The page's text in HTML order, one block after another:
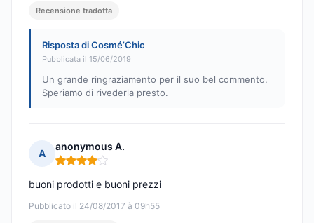
Recensione tradotta
Risposta di Cosmé’Chic
Pubblicata il 15/06/2019
Un grande ringraziamento per il suo bel commento.
Speriamo di rivederla presto.
A
anonymous A.
Nota: 4 su 5
Pubblicato il 24/08/2017 à 09h55
buoni prodotti e buoni prezzi